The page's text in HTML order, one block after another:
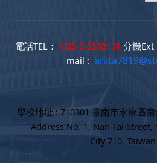
電話TEL： +886-6-2533131 分機Ext
mail :
學校地址 : 710301 臺南市永康區
Address:No. 1, Nan-Tai Street,
City 710, Taiwan